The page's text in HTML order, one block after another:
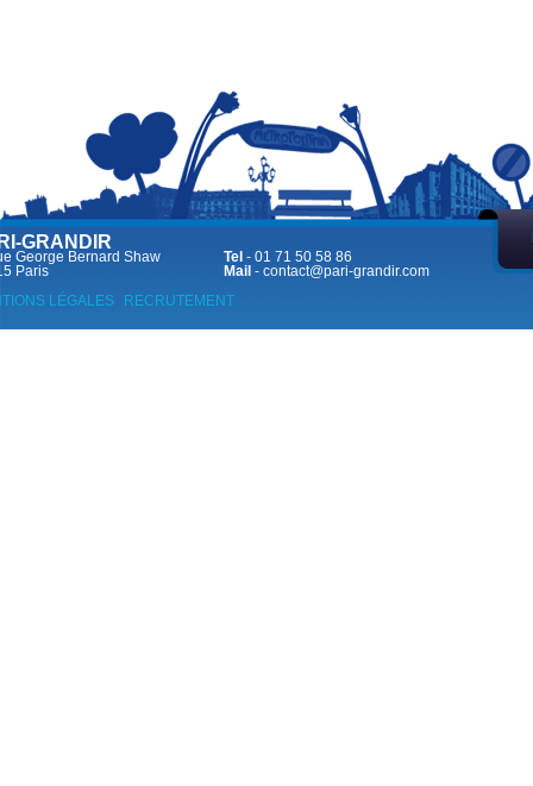
GRANDIR
George Bernard Shaw
Paris
Tel - 01 71 50 58 86
Mail - contact@pari-grandir.com
LÉGALES
RECRUTEMENT